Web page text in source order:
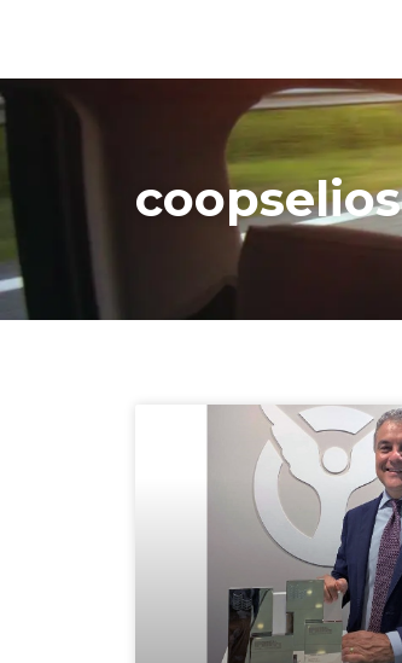
coopselios